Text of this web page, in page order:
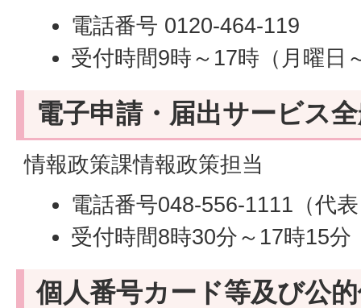
電話番号 0120-464-119
受付時間9時～17時（月曜日
電子申請・届出サービス
情報政策課情報政策担当
電話番号048-556-1111（代
受付時間8時30分～17時15分
個人番号カード等及び公